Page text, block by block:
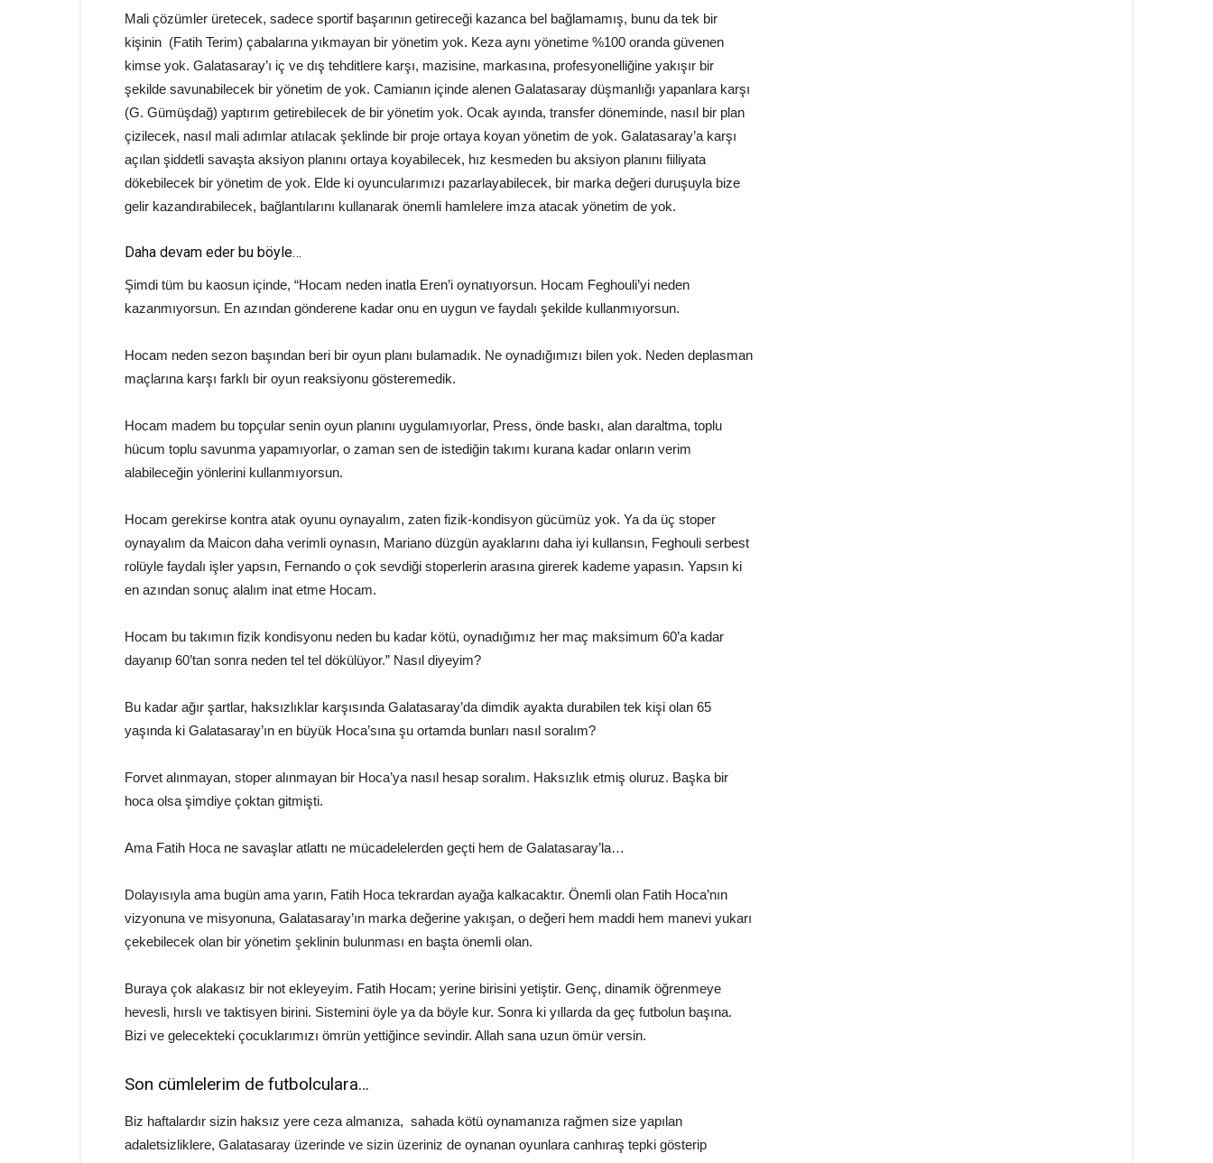
Mali çözümler üretecek, sadece sportif başarının getireceği kazanca bel bağlamamış, bunu da tek bir
kişinin (Fatih Terim) çabalarına yıkmayan bir yönetim yok. Keza aynı yönetime %100 oranda güvenen
kimse yok. Galatasaray’ı iç ve dış tehditlere karşı, mazisine, markasına, profesyonelliğine yakışır bir
şekilde savunabilecek bir yönetim de yok. Camianın içinde alenen Galatasaray düşmanlığı yapanlara karşı
(G. Gümüşdağ) yaptırım getirebilecek de bir yönetim yok. Ocak ayında, transfer döneminde, nasıl bir plan
çizilecek, nasıl mali adımlar atılacak şeklinde bir proje ortaya koyan yönetim de yok. Galatasaray’a karşı
açılan şiddetli savaşta aksiyon planını ortaya koyabilecek, hız kesmeden bu aksiyon planını fiiliyata
dökebilecek bir yönetim de yok. Elde ki oyuncularımızı pazarlayabilecek, bir marka değeri duruşuyla bize
gelir kazandırabilecek, bağlantılarını kullanarak önemli hamlelere imza atacak yönetim de yok.
Daha devam eder bu böyle…
Şimdi tüm bu kaosun içinde, “Hocam neden inatla Eren’i oynatıyorsun. Hocam Feghouli’yi neden
kazanmıyorsun. En azından gönderene kadar onu en uygun ve faydalı şekilde kullanmıyorsun.
Hocam neden sezon başından beri bir oyun planı bulamadık. Ne oynadığımızı bilen yok. Neden deplasman
maçlarına karşı farklı bir oyun reaksiyonu gösteremedik.
Hocam madem bu topçular senin oyun planını uygulamıyorlar, Press, önde baskı, alan daraltma, toplu
hücum toplu savunma yapamıyorlar, o zaman sen de istediğin takımı kurana kadar onların verim
alabileceğin yönlerini kullanmıyorsun.
Hocam gerekirse kontra atak oyunu oynayalım, zaten fizik-kondisyon gücümüz yok. Ya da üç stoper
oynayalım da Maicon daha verimli oynasın, Mariano düzgün ayaklarını daha iyi kullansın, Feghouli serbest
rolüyle faydalı işler yapsın, Fernando o çok sevdiği stoperlerin arasına girerek kademe yapasın. Yapsın ki
en azından sonuç alalım inat etme Hocam.
Hocam bu takımın fizik kondisyonu neden bu kadar kötü, oynadığımız her maç maksimum 60’a kadar
dayanıp 60’tan sonra neden tel tel dökülüyor.” Nasıl diyeyim?
Bu kadar ağır şartlar, haksızlıklar karşısında Galatasaray’da dimdik ayakta durabilen tek kişi olan 65
yaşında ki Galatasaray’ın en büyük Hoca’sına şu ortamda bunları nasıl soralım?
Forvet alınmayan, stoper alınmayan bir Hoca’ya nasıl hesap soralım. Haksızlık etmiş oluruz. Başka bir
hoca olsa şimdiye çoktan gitmişti.
Ama Fatih Hoca ne savaşlar atlattı ne mücadelelerden geçti hem de Galatasaray’la…
Dolayısıyla ama bugün ama yarın, Fatih Hoca tekrardan ayağa kalkacaktır. Önemli olan Fatih Hoca’nın
vizyonuna ve misyonuna, Galatasaray’ın marka değerine yakışan, o değeri hem maddi hem manevi yukarı
çekebilecek olan bir yönetim şeklinin bulunması en başta önemli olan.
Buraya çok alakasız bir not ekleyeyim. Fatih Hocam; yerine birisini yetiştir. Genç, dinamik öğrenmeye
hevesli, hırslı ve taktisyen birini. Sistemini öyle ya da böyle kur. Sonra ki yıllarda da geç futbolun başına.
Bizi ve gelecekteki çocuklarımızı ömrün yettiğince sevindir. Allah sana uzun ömür versin.
Son cümlelerim de futbolculara…
Biz haftalardır sizin haksız yere ceza almanıza, sahada kötü oynamanıza rağmen size yapılan
adaletsizliklere, Galatasaray üzerinde ve sizin üzeriniz de oynanan oyunlara canhıraş tepki gösterip